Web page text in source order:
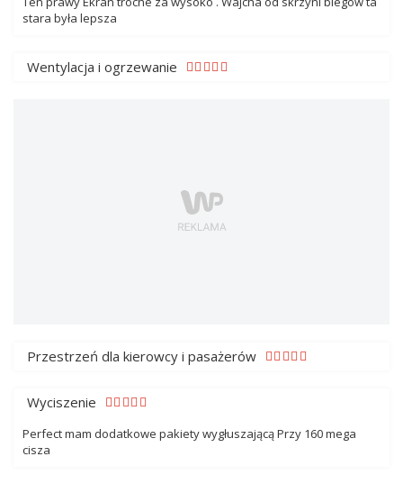
stara była lepsza
Wentylacja i ogrzewanie
Przestrzeń dla kierowcy i pasażerów
Wyciszenie
Perfect mam dodatkowe pakiety wygłuszającą Przy 160 mega
cisza